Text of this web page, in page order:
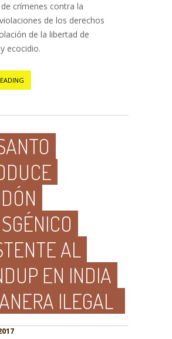
crímenes contra la
de los derechos
de la libertad de
ecocidio.
AL
EN INDIA
ILEGAL